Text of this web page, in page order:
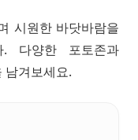
시원한 바닷바람을
다양한 포토존과
남겨보세요.